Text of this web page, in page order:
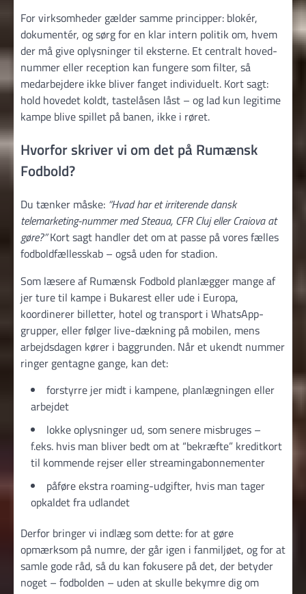
For virksomheder gælder samme principper: blokér,
dokumentér, og sørg for en klar intern politik om, hvem
der må give oplysninger til eksterne. Et centralt hoved­
nummer eller reception kan fungere som filter, så
medarbejdere ikke bliver fanget individuelt. Kort sagt:
hold hovedet koldt, tastelåsen låst – og lad kun legitime
kampe blive spillet på banen, ikke i røret.
Hvorfor skriver vi om det på Rumænsk
Fodbold?
Du tænker måske: “Hvad har et irriterende dansk
telemarketing-nummer med Steaua, CFR Cluj eller Craiova at
gøre?”Kort sagt handler det om at passe på vores fælles
fodboldfællesskab – også uden for stadion.
Som læsere af Rumænsk Fodbold planlægger mange af
jer ture til kampe i Bukarest eller ude i Europa,
koordinerer billetter, hotel og transport i WhatsApp-
grupper, eller følger live-dækning på mobilen, mens
arbejdsdagen kører i baggrunden. Når et ukendt nummer
ringer gentagne gange, kan det:
forstyrre jer midt i kampene, planlægningen eller
arbejdet
lokke oplysninger ud, som senere misbruges –
f.eks. hvis man bliver bedt om at “bekræfte” kreditkort
til kommende rejser eller streamingabonnementer
påføre ekstra roaming-udgifter, hvis man tager
opkaldet fra udlandet
Derfor bringer vi indlæg som dette: for at gøre
opmærksom på numre, der går igen i fanmiljøet, og for at
samle gode råd, så du kan fokusere på det, der betyder
noget – fodbolden – uden at skulle bekymre dig om